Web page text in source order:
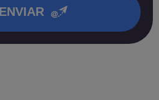
ENVIAR